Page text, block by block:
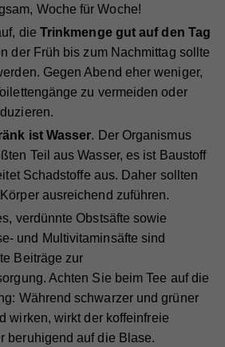
Woche für Woche!
die Trinkmenge gut auf den Tag
der Früh bis zum Nachmittag sollte
Gegen Abend eher weniger,
zu vermeiden oder
ist Wasser. Der Organismus
Teil aus Wasser, es ist Baustoff
Schadstoffe aus. Daher sollten
ausreichend zuführen.
verdünnte Obstsäfte sowie
und Multivitaminsäfte sind
Beiträge zur
Achten Sie beim Tee auf die
Während schwarzer und grüner
wirken, wirkt der koffeinfreie
beruhigend auf die Blase.